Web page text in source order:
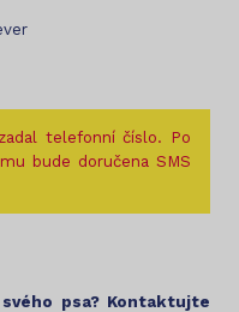
telefonní číslo. Po
bude doručena SMS
psa? Kontaktujte